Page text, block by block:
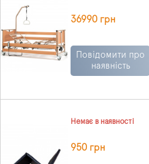
36990 грн
Повідомити про
наявність
Немає в наявності
950 грн